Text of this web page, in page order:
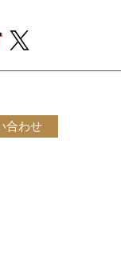
合わせ